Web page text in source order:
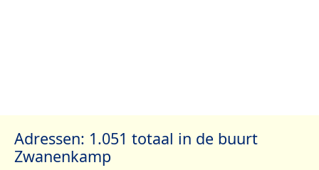
Adressen: 1.051 totaal in de buurt
Zwanenkamp